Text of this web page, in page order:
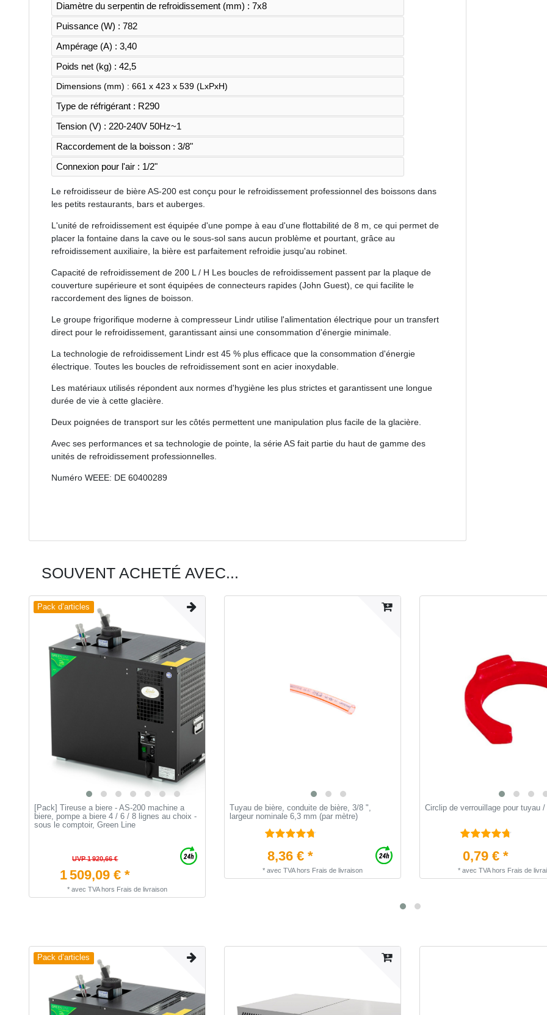
Diamètre du serpentin de refroidissement (mm) : 7x8
Puissance (W) : 782
Ampérage (A) : 3,40
Poids net (kg) : 42,5
Dimensions (mm) : 661 x 423 x 539 (LxPxH)
Type de réfrigérant : R290
Tension (V) : 220-240V 50Hz~1
Raccordement de la boisson : 3/8"
Connexion pour l'air : 1/2"
Le refroidisseur de bière AS-200 est conçu pour le refroidissement professionnel des boissons dans
les petits restaurants, bars et auberges.
L'unité de refroidissement est équipée d'une pompe à eau d'une flottabilité de 8 m, ce qui permet de
placer la fontaine dans la cave ou le sous-sol sans aucun problème et pourtant, grâce au
refroidissement auxiliaire, la bière est parfaitement refroidie jusqu'au robinet.
Capacité de refroidissement de 200 L / H Les boucles de refroidissement passent par la plaque de
couverture supérieure et sont équipées de connecteurs rapides (John Guest), ce qui facilite le
raccordement des lignes de boisson.
Le groupe frigorifique moderne à compresseur Lindr utilise l'alimentation électrique pour un transfert
direct pour le refroidissement, garantissant ainsi une consommation d'énergie minimale.
La technologie de refroidissement Lindr est 45 % plus efficace que la consommation d'énergie
électrique. Toutes les boucles de refroidissement sont en acier inoxydable.
Les matériaux utilisés répondent aux normes d'hygiène les plus strictes et garantissent une longue
durée de vie à cette glacière.
Deux poignées de transport sur les côtés permettent une manipulation plus facile de la glacière.
Avec ses performances et sa technologie de pointe, la série AS fait partie du haut de gamme des
unités de refroidissement professionnelles.
Numéro WEEE: DE 60400289
SOUVENT ACHETÉ AVEC...
Pack d’articles
[Pack] Tireuse a biere - AS-200 machine a
biere, pompe a biere 4 / 6 / 8 lignes au choix -
sous le comptoir, Green Line
UVP 1 920,66 €
1 509,09 € *
* avec TVAhors Frais de livraison
Tuyau de bière, conduite de bière, 3/8 ",
largeur nominale 6,3 mm (par mètre)
8,36 € *
* avec TVAhors Frais de livraison
Circlip de verrouillage pour tuyau
0,79 € *
* avec TVAhors Frais de
Pack d’articles